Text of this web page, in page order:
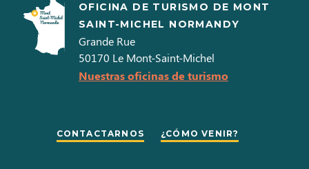
OFICINA DE TURISMO DE MONT
SAINT-MICHEL NORMANDY
Grande Rue
50170 Le Mont-Saint-Michel
Nuestras oficinas de turismo
CONTACTARNOS ¿CÓMO VENIR?